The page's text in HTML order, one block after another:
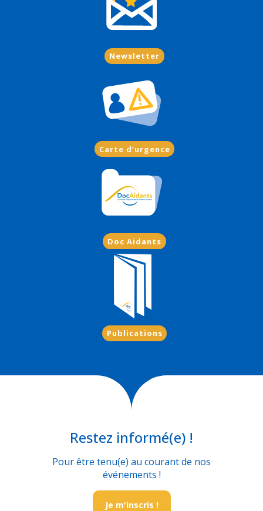
Newsletter
Carte d’urgence
Doc Aidants
Publications
Restez informé(e) !
Pour être tenu(e) au courant de nos
événements !
Je m'inscris !